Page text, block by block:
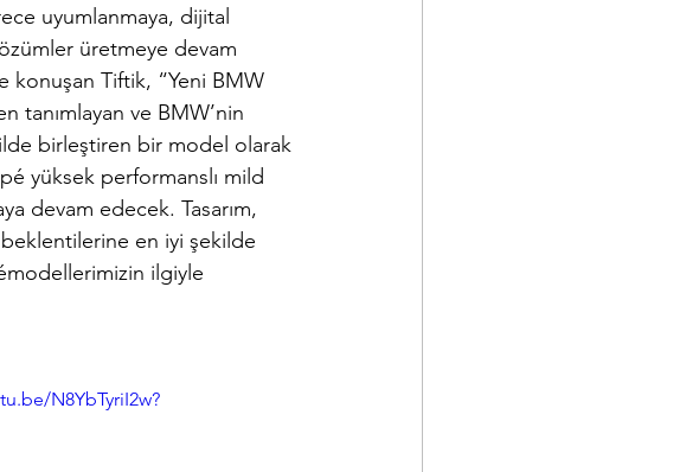
uyumlanmaya, dijital
üretmeye devam
konuşan Tiftik, “Yeni BMW
tanımlayan ve BMW’nin
birleştiren bir model olarak
yüksek performanslı mild
devam edecek. Tasarım,
en iyi şekilde
ilgiyle
N8YbTyriI2w?